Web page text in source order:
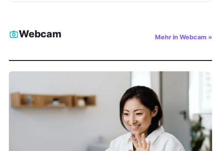
Webcam Mehr in Webcam »